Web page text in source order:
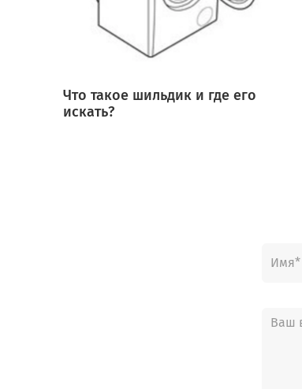
Что такое шильдик и где его
искать?